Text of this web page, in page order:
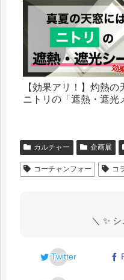
【効果アリ！】灼熱の
ニトリの「遮熱・遮光
カルチャー 企画展
コーチャンフォー コ
＼ ✨
Twitter